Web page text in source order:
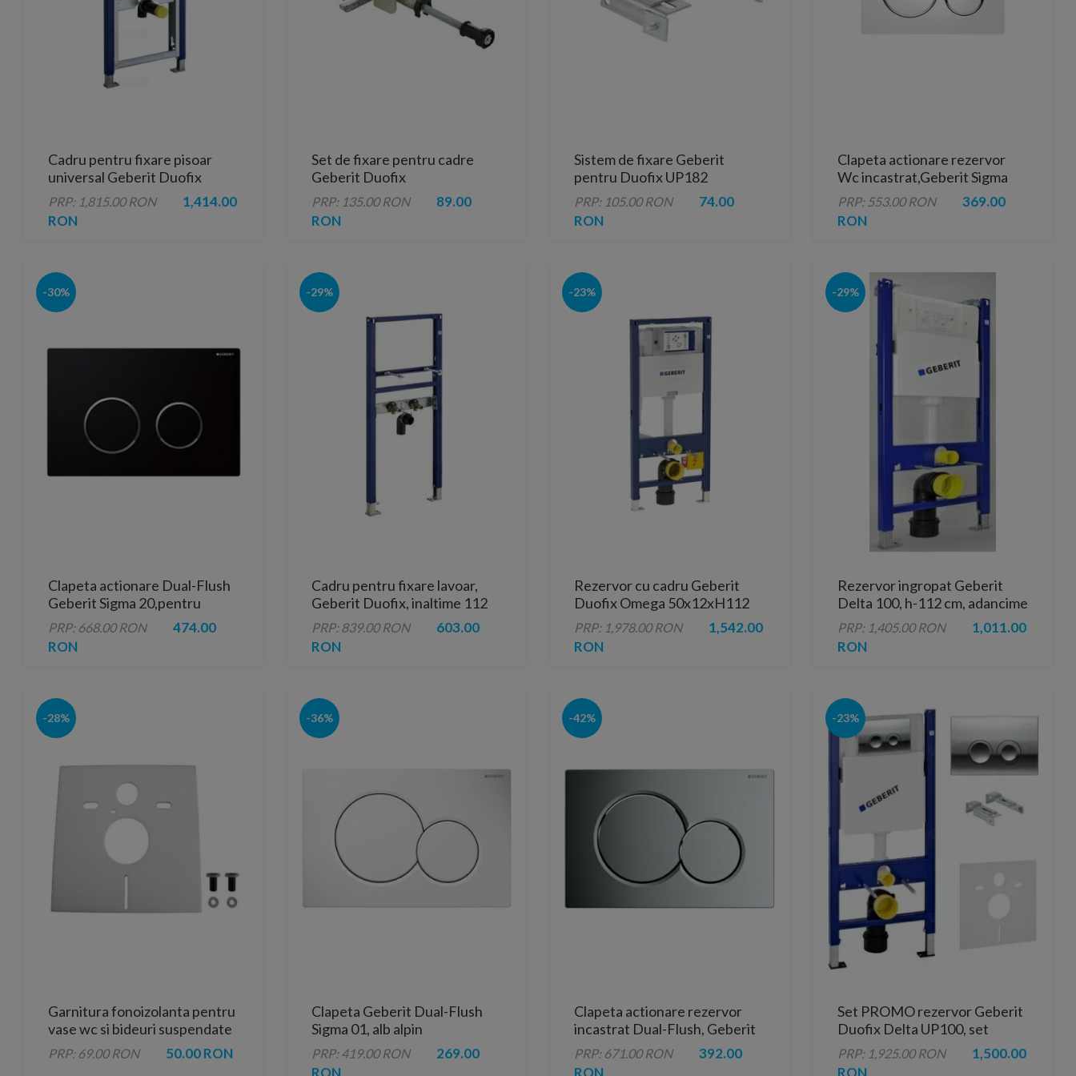
Cadru pentru fixare pisoar
universal Geberit Duofix
PRP: 1,815.00 RON
1,414.00
RON
Set de fixare pentru cadre
Geberit Duofix
PRP: 135.00 RON
89.00
RON
Sistem de fixare Geberit
pentru Duofix UP182
PRP: 105.00 RON
74.00
RON
Clapeta actionare rezervor
Wc incastrat,Geberit Sigma
20,alb/crom
PRP: 553.00 RON
369.00
RON
-30%
Clapeta actionare Dual-Flush
Geberit Sigma 20,pentru
rezervor incastrat,crom negru
PRP: 668.00 RON
474.00
RON
-29%
Cadru pentru fixare lavoar,
Geberit Duofix, inaltime 112
cm
PRP: 839.00 RON
603.00
RON
-23%
Rezervor cu cadru Geberit
Duofix Omega 50x12xH112
cm
PRP: 1,978.00 RON
1,542.00
RON
-29%
Rezervor ingropat Geberit
Delta 100, h-112 cm, adancime
12 cm si cadru
PRP: 1,405.00 RON
1,011.00
RON
-28%
Garnitura fonoizolanta pentru
vase wc si bideuri suspendate
Geberit
PRP: 69.00 RON 50.00 RON
-36%
Clapeta Geberit Dual-Flush
Sigma 01, alb alpin
PRP: 419.00 RON
269.00
RON
-42%
Clapeta actionare rezervor
incastrat Dual-Flush, Geberit
Sigma 01, crom lucios
PRP: 671.00 RON
392.00
RON
-23%
Set PROMO rezervor Geberit
Duofix Delta UP100, set
fixare, clapeta Delta21,
suporti metalici
PRP: 1,925.00 RON
1,500.00
RON